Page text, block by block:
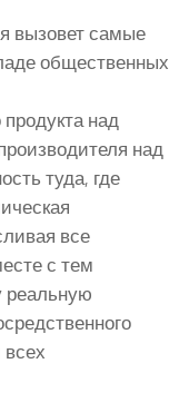
вызовет самые
общественных
над
над
туда, где
все
с тем
реальную